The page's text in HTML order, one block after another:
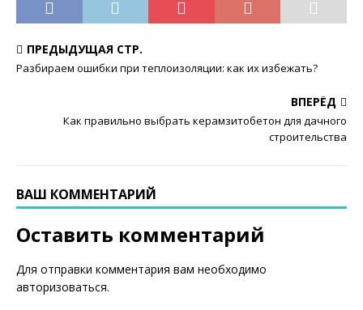
ПРЕДЫДУЩАЯ СТР.
Разбираем ошибки при теплоизоляции: как их избежать?
ВПЕРЁД
Как правильно выбрать керамзитобетон для дачного
строительства
ВАШ КОММЕНТАРИЙ
Оставить комментарий
Для отправки комментария вам необходимо
авторизоваться.